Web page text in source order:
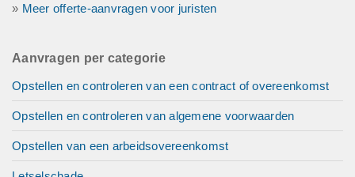
» Meer offerte-aanvragen voor juristen
Aanvragen per categorie
Opstellen en controleren van een contract of overeenkomst
Opstellen en controleren van algemene voorwaarden
Opstellen van een arbeidsovereenkomst